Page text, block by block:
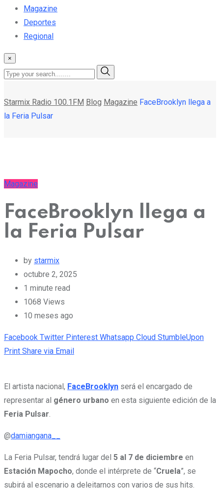
Magazine
Deportes
Regional
×
Starmix Radio 100.1FM Blog Magazine FaceBrooklyn llega a
la Feria Pulsar
Magazine
FaceBrooklyn llega a
la Feria Pulsar
by starmix
octubre 2, 2025
1 minute read
1068 Views
10 meses ago
Facebook Twitter Pinterest Whatsapp Cloud StumbleUpon
Print Share via Email
El artista nacional, FaceBrooklyn será el encargado de
representar al género urbano en esta siguiente edición de la
Feria Pulsar
@damiangana__
La Feria Pulsar, tendrá lugar del 5 al 7 de diciembre en
Estación Mapocho, donde el intérprete de “Cruela”, se
subirá al escenario a deleitarnos con varios de sus hits.